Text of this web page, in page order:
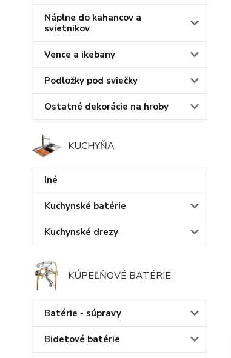
Náplne do kahancov a
svietnikov
Vence a ikebany
Podložky pod sviečky
Ostatné dekorácie na hroby
KUCHYŇA
Iné
Kuchynské batérie
Kuchynské drezy
KÚPEĽŇOVÉ BATÉRIE
Batérie - súpravy
Bidetové batérie